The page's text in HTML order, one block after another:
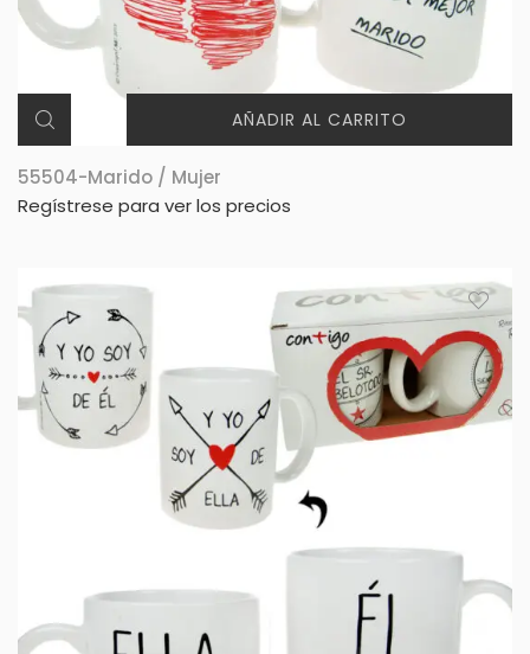
AÑADIR AL CARRITO
55504-Marido / Mujer
Regístrese para ver los precios